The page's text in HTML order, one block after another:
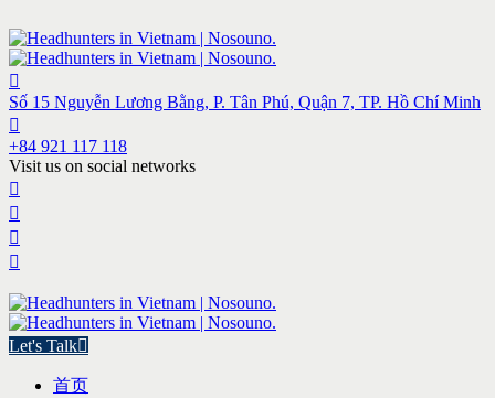
Số 15 Nguyễn Lương Bằng, P. Tân Phú, Quận 7, TP. Hồ Chí Minh
+84 921 117 118
Visit us on social networks
Let's Talk
首页